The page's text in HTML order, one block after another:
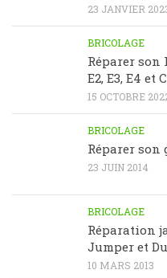
23 JANVIER
BRICOLAGE
Réparer son
E2, E3, E4 et
15 OCTOBRE
BRICOLAGE
Réparer son
23 JUIN 2014
BRICOLAGE
Réparation
Jumper et
10 MARS 2013